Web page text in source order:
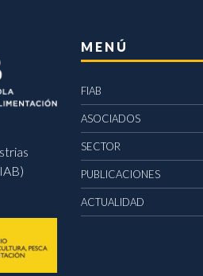
MENÚ
FIAB
ASOCIADOS
SECTOR
PUBLICACIONES
ACTUALIDAD